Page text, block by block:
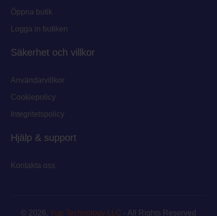
Öppna butik
Logga in butiken
Säkerhet och villkor
Användarvillkor
Cookiepolicy
Integritetspolicy
Hjälp & support
Kontakta oss
© 2026, Yup Technology LLC - All Rights Reserved